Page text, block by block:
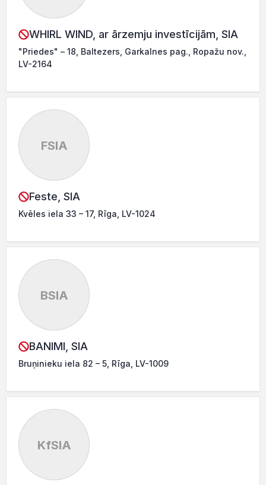
WHIRL WIND, ar ārzemju investīcijām, SIA
"Priedes" – 18, Baltezers, Garkalnes pag., Ropažu nov.,
LV-2164
FSIA
Feste, SIA
Kvēles iela 33 – 17, Rīga, LV-1024
BSIA
BANIMI, SIA
Bruņinieku iela 82 – 5, Rīga, LV-1009
KfSIA